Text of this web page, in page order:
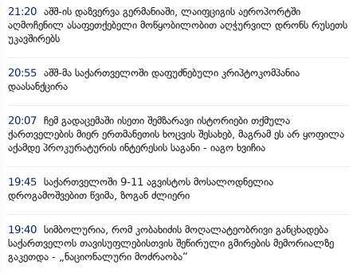
21:20 აშშ-ის დაზვერვა გერმანიაში, ლაიფციგის აეროპორტში
აღმოჩენილ ასაფეთქებელი მოწყობილობით აღჭურვილ დრონს რუსეთს
უკავშირებს
20:55 აშშ-მა საქართველოში დაფუძნებული კრიპტოკომპანია
დაასანქცირა
20:07 ჩემ გადაცემაში ისეთი შემზარავი ისტორიები თქმულა
ქართველების მიერ ერთმანეთის ხოცვის შესახებ, მაგრამ ეს არ ყოფილა
აქამდე პროკურატურის ინტერესის საგანი - იაგო ხვიჩია
19:45 საქართველოში 9-11 აგვისტოს მოსალოდნელია
დროგამოშვებით წვიმა, ზოგან ძლიერი
19:40 სიმბოლურია, რომ კობახიძის მოღალატეობრივი განცხადება
საქართველოს თავისუფლებისთვის შეწირული გმირების მემორიალზე
გაკეთდა - „ნაციონალური მოძრაობა“